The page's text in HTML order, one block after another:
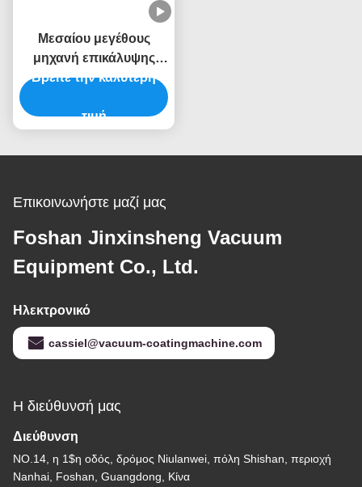
Μεσαίου μεγέθους
μηχανή επικάλυψης
PVD για μαζική
θάλαμο από
Βρείτε την καλύτερη
τιμή
Επικοινωνήστε μαζί μας
Foshan Jinxinsheng Vacuum
Equipment Co., Ltd.
Ηλεκτρονικό
cassiel@vacuum-coatingmachine.com
Η διεύθυνσή μας
Διεύθυνση
NO.14, η 1$η οδός, δρόμος Niulanwei, πόλη Shishan, περιοχή
Nanhai, Foshan, Guangdong, Κίνα